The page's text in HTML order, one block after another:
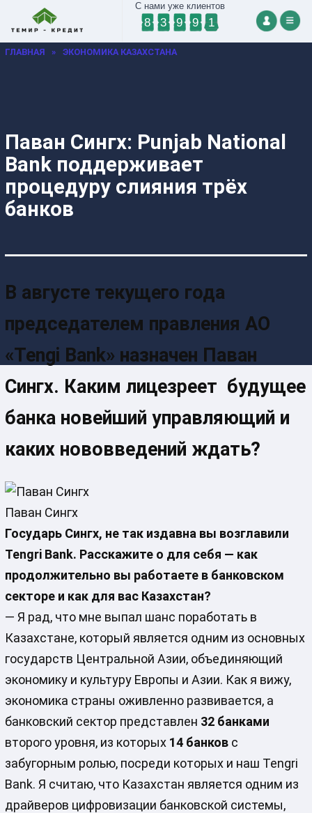
С нами уже клиентов
8 3 9 9 1
ГЛАВНАЯ » ЭКОНОМИКА КАЗАХСТАНА
Паван Сингх: Punjab National
Bank поддерживает
процедуру слияния трёх
банков
В августе текущего года
председателем правления АО
«Tengi Bank» назначен Паван
Сингх. Каким лицезреет будущее
банка новейший управляющий и
каких нововведений ждать?
Паван Сингх
Государь Сингх, не так издавна вы возглавили
Tengri Bank. Расскажите о для себя — как
продолжительно вы работаете в банковском
секторе и как для вас Казахстан?
— Я рад, что мне выпал шанс поработать в
Казахстане, который является одним из основных
государств Центральной Азии, объединяющий
экономику и культуру Европы и Азии. Как я вижу,
экономика страны оживленно развивается, а
банковский сектор представлен 32 банками
второго уровня, из которых 14 банковс
забугорным ролью, посреди которых и наш Tengri
Bank. Я считаю, что Казахстан является одним из
драйверов цифровизации банковской системы,